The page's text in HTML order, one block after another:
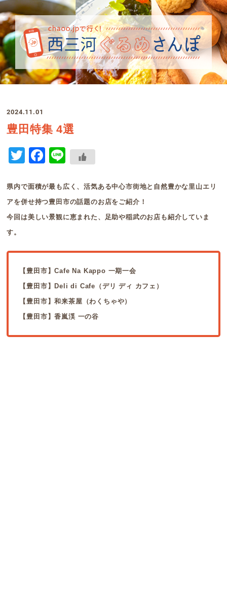
2024.11.01
豊田特集 4選
Twitter
Facebook
Line
県内で面積が最も広く、活気ある中心市街地と自然豊かな里山エリ
アを併せ持つ豊田市の話題のお店をご紹介！
今回は美しい景観に恵まれた、足助や稲武のお店も紹介していま
す。
【豊田市】Cafe Na Kappo 一期一会
【豊田市】Deli di Cafe（デリ ディ カフェ）
【豊田市】和来茶屋（わくちゃや）
【豊田市】香嵐渓 一の谷